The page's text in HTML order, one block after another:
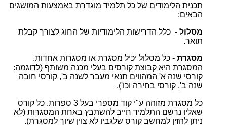
תכנית הלימודים של כל תלמיד מוגדרת באמצעות המושגים
הבאים:
מסלול - כלל הדרישות הלימודיות של החוג לצורך קבלת
תואר.
מסגרת - כל מסלול יכיל מסגרת או מסגרות אחדות.
המסגרת היא קבוצת קורסים בעלי מכנה משותף (לדוגמה:
קורסי שנה א' המהווים תנאי מעבר לשנה ב', קורסי חובה
שנה ב', קורסי בחירה וכו').
כל מסגרת מזוהה ע"י קוד מספרי בעל 3 ספרות. כל קורס
שאליו נרשם התלמיד חייב להשתבץ באחת המסגרות (לא
ניתן להזין למחשב קורס שלגביו לא צוין שיוך למסגרת).